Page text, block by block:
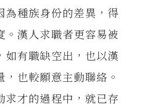
為種族身份的差異，得
。漢人求職者更容易被
如有職缺空出，也以漢
也較願意主動聯絡。
求才的過程中，就已存